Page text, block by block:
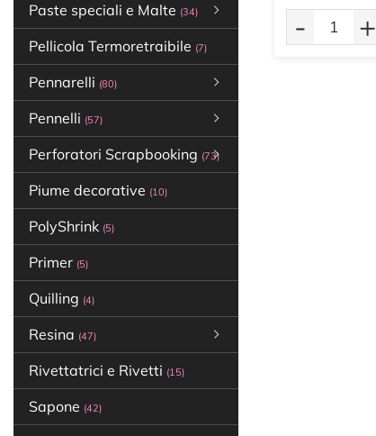
Paste speciali e Malte (34)
Pellicola Termoretraibile (7)
Pennarelli (80)
Pennelli (57)
Perforatori Scrapbooking (73)
Piume decorative (10)
PolyShrink (5)
Primer (5)
Quilling (4)
Resina (47)
Rivettatrici e Rivetti (15)
Sapone (42)
- +